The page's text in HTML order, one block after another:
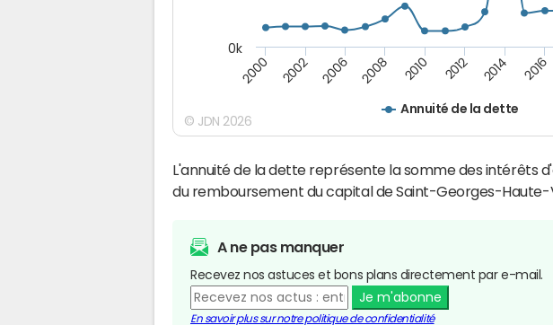
Annuité de la dette
2000 2002 2006 2008 2010 2012 2014 2016
0k
© JDN 2026
L'annuité de la dette représente la somme des intérêts
du remboursement du capital de Saint-Georges-Haute-
A ne pas manquer
Recevez nos astuces et bons plans directement par e-mail.
Je m'abonne
En savoir plus sur notre politique de confidentialité